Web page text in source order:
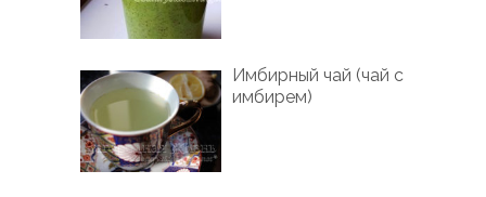
Имбирный чай (чай с
имбирем)